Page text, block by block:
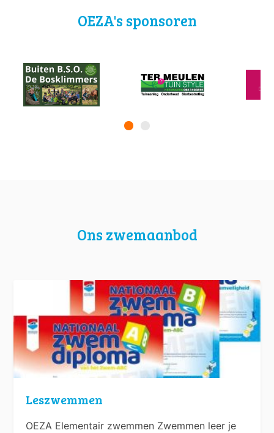
OEZA's sponsoren
Ons zwemaanbod
Leszwemmen
OEZA Elementair zwemmen Zwemmen leer je